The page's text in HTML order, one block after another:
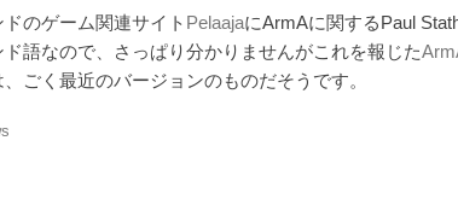
者
のゲーム関連サイト PelaajaにArmAに関するPaul
ド語なので、さっぱり分かりませんがこれを報じた
ごく最近のバージョンのものだそうです。